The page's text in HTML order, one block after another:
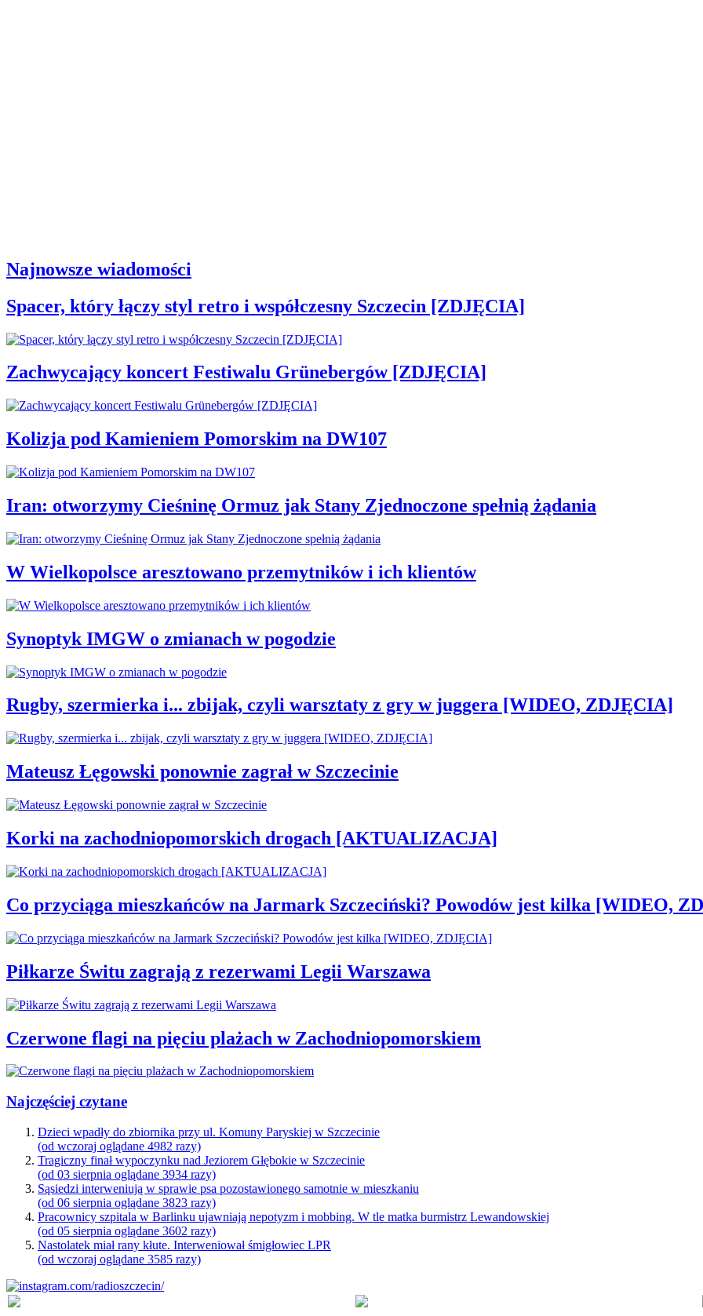
Najnowsze wiadomości
Spacer, który łączy styl retro i współczesny Szczecin [ZDJĘCIA]
Zachwycający koncert Festiwalu Grünebergów [ZDJĘCIA]
Kolizja pod Kamieniem Pomorskim na DW107
Iran: otworzymy Cieśninę Ormuz jak Stany Zjednoczone spełnią żądania
W Wielkopolsce aresztowano przemytników i ich klientów
Synoptyk IMGW o zmianach w pogodzie
Rugby, szermierka i... zbijak, czyli warsztaty z gry w juggera [WIDEO, ZDJĘCIA]
Mateusz Łęgowski ponownie zagrał w Szczecinie
Korki na zachodniopomorskich drogach [AKTUALIZACJA]
Co przyciąga mieszkańców na Jarmark Szczeciński? Powodów jest kilka [WIDEO,
Piłkarze Świtu zagrają z rezerwami Legii Warszawa
Czerwone flagi na pięciu plażach w Zachodniopomorskiem
Najczęściej czytane
Dzieci wpadły do zbiornika przy ul. Komuny Paryskiej w Szczecinie
(od wczoraj oglądane 4982 razy)
Tragiczny finał wypoczynku nad Jeziorem Głębokie w Szczecinie
(od 03 sierpnia oglądane 3934 razy)
Sąsiedzi interweniują w sprawie psa pozostawionego samotnie w mieszkaniu
(od 06 sierpnia oglądane 3823 razy)
Pracownicy szpitala w Barlinku ujawniają nepotyzm i mobbing. W tle matka burmistrz Lewandowskiej
(od 05 sierpnia oglądane 3602 razy)
Nastolatek miał rany kłute. Interweniował śmigłowiec LPR
(od wczoraj oglądane 3585 razy)